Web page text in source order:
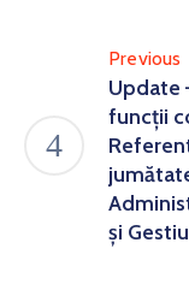
Previous
Update
funcții
și